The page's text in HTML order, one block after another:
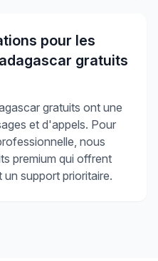
pour les
gratuits
gratuits ont une
et d'appels. Pour
nous
premium qui offrent
support prioritaire.